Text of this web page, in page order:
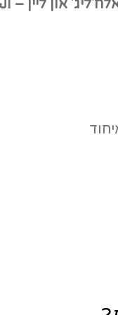
און ליין –